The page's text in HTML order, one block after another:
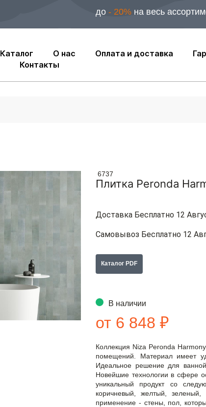
до - 20% на весь
Каталог О нас Оплата и доставка
Контакты
6737
Плитка Peronda
Доставка Бесплатно 12
Самовывоз Бесплатно 12
Каталог PDF
В наличии
от 6 848 ₽
Коллекция Niza Peronda
помещений. Материал имеет
Идеальное решение для
Новейшие технологии в сфере
уникальный продукт со
коричневый, желтый,
применение - стены, пол,